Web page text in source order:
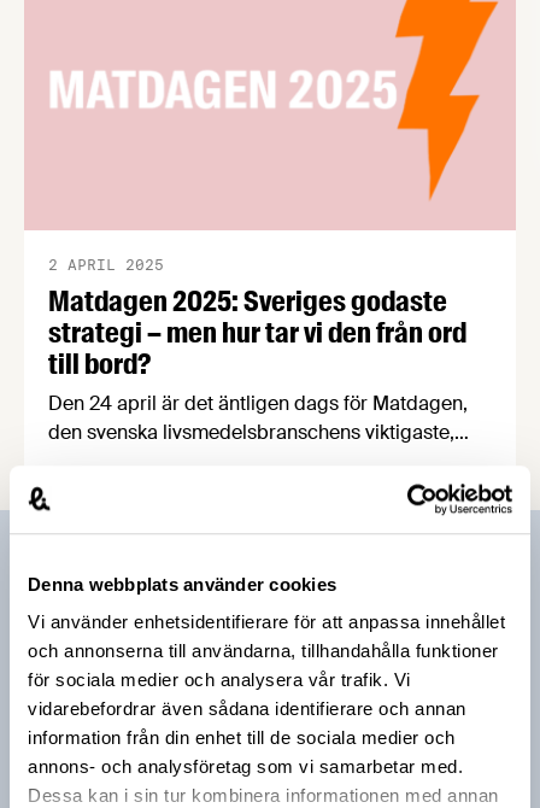
Denna webbplats använder cookies
Vi använder enhetsidentifierare för att anpassa innehållet
och annonserna till användarna, tillhandahålla funktioner
för sociala medier och analysera vår trafik. Vi
vidarebefordrar även sådana identifierare och annan
information från din enhet till de sociala medier och
annons- och analysföretag som vi samarbetar med.
Dessa kan i sin tur kombinera informationen med annan
Matdagen 2025: Sveriges godaste
strategi – men hur tar vi den från ord
till bord?
2 APRIL 2025
Den 24 april är det äntligen dags för Matdagen,
den svenska livsmedelsbranschens viktigaste,
med experter och beslutsfattare från när och
fjärran djupdyker vi i en av branschens mest
Vårt nyhetsbrev kommer ut 3-4 gånger i månaden och
riktar sig till alla med ett intresse för
livsmedelsföretagande och den svenska
livsmedelsbranschen. När du anmäler dig till vårt
nyhetsbrev godkänner du Livsmedelsföretagens
hantering av personuppgifter.